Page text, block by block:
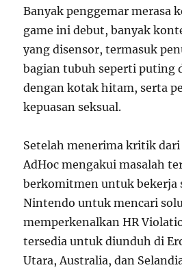
Banyak penggemar merasa
game ini debut, banyak
yang disensor, termasuk
bagian tubuh seperti puting
dengan kotak hitam, serta
kepuasan seksual.
Setelah menerima kritik dari
AdHoc mengakui masalah
berkomitmen untuk bekerja
Nintendo untuk mencari
memperkenalkan HR
tersedia untuk diunduh di
Utara, Australia, dan